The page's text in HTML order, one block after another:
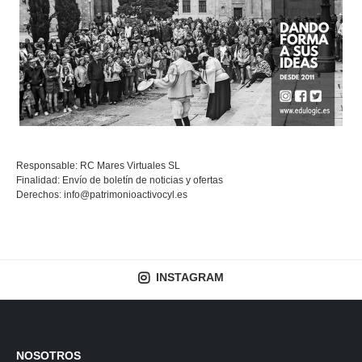
Responsable: RC Mares Virtuales SL
Finalidad: Envío de boletín de noticias y ofertas
Derechos: info@patrimonioactivocyl.es
INSTAGRAM
NOSOTROS